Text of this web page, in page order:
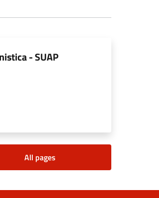
- SUAP
All pages